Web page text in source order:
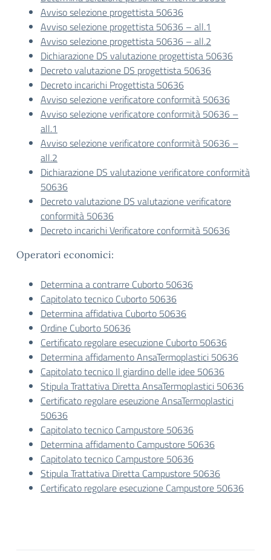
Avviso selezione progettista 50636
Avviso selezione progettista 50636 – all.1
Avviso selezione progettista 50636 – all.2
Dichiarazione DS valutazione progettista 50636
Decreto valutazione DS progettista 50636
Decreto incarichi Progettista 50636
Avviso selezione verificatore conformità 50636
Avviso selezione verificatore conformità 50636 –
all.1
Avviso selezione verificatore conformità 50636 –
all.2
Dichiarazione DS valutazione verificatore conformità
50636
Decreto valutazione DS valutazione verificatore
conformità 50636
Decreto incarichi Verificatore conformità 50636
Operatori economici:
Determina a contrarre Cuborto 50636
Capitolato tecnico Cuborto 50636
Determina affidativa Cuborto 50636
Ordine Cuborto 50636
Certificato regolare esecuzione Cuborto 50636
Determina affidamento AnsaTermoplastici 50636
Capitolato tecnico Il giardino delle idee 50636
Stipula Trattativa Diretta AnsaTermoplastici 50636
Certificato regolare eseuzione AnsaTermoplastici
50636
Capitolato tecnico Campustore 50636
Determina affidamento Campustore 50636
Capitolato tecnico Campustore 50636
Stipula Trattativa Diretta Campustore 50636
Certificato regolare esecuzione Campustore 50636